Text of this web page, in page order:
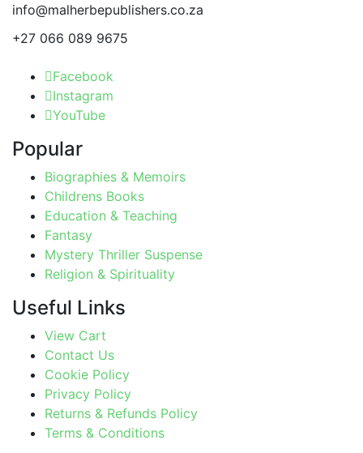
info@malherbepublishers.co.za
+27 066 089 9675
Facebook
Instagram
YouTube
Popular
Biographies & Memoirs
Childrens Books
Education & Teaching
Fantasy
Mystery Thriller Suspense
Religion & Spirituality
Useful Links
View Cart
Contact Us
Cookie Policy
Privacy Policy
Returns & Refunds Policy
Terms & Conditions